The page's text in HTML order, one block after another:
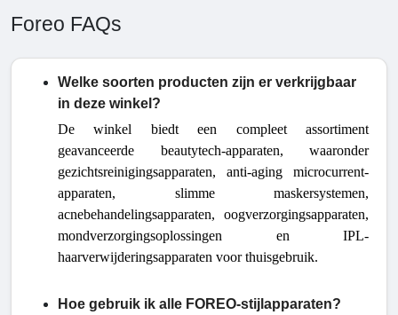
Foreo FAQs
Welke soorten producten zijn er verkrijgbaar
in deze winkel?
De winkel biedt een compleet assortiment
geavanceerde beautytech-apparaten, waaronder
gezichtsreinigingsapparaten, anti-aging microcurrent-
apparaten, slimme maskersystemen,
acnebehandelingsapparaten, oogverzorgingsapparaten,
mondverzorgingsoplossingen en IPL-
haarverwijderingsapparaten voor thuisgebruik.
Hoe gebruik ik alle FOREO-stijlapparaten?